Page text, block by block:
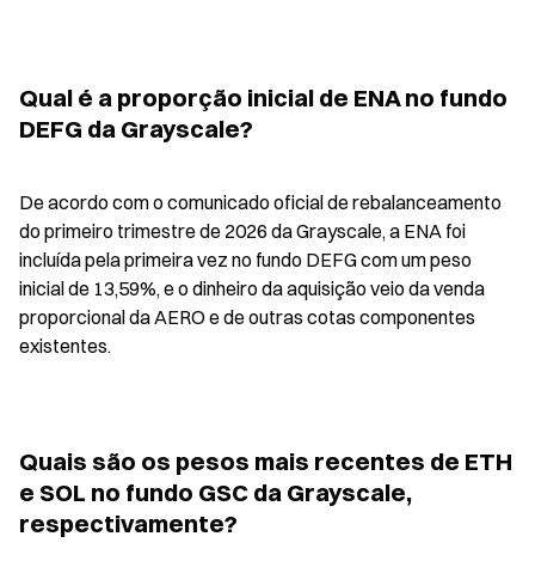
Qual é a proporção inicial de ENA no fundo
DEFG da Grayscale?
De acordo com o comunicado oficial de rebalanceamento
do primeiro trimestre de 2026 da Grayscale, a ENA foi
incluída pela primeira vez no fundo DEFG com um peso
inicial de 13,59%, e o dinheiro da aquisição veio da venda
proporcional da AERO e de outras cotas componentes
existentes.
Quais são os pesos mais recentes de ETH
e SOL no fundo GSC da Grayscale,
respectivamente?